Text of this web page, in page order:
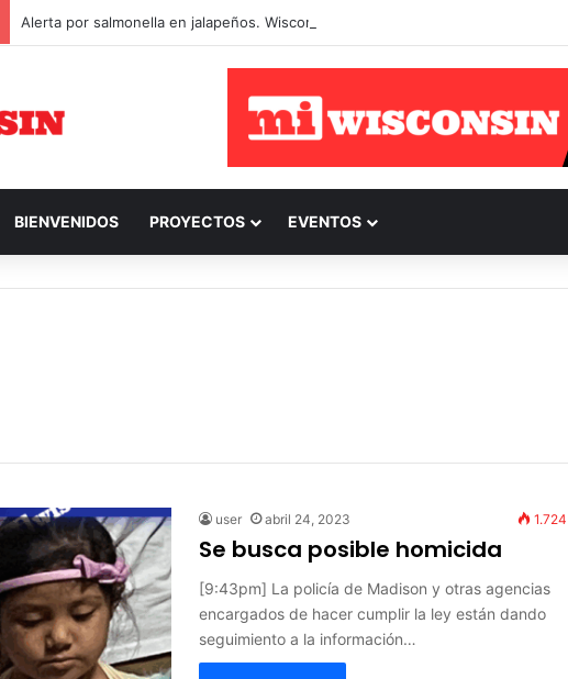
Alerta por salmonella en jalapeños. Wisconsin entre los afectados
BIENVENIDOS PROYECTOS EVENTOS
user abril 24, 2023 1.724
Se busca posible homicida
[9:43pm] La policía de Madison y otras agencias
encargados de hacer cumplir la ley están dando
seguimiento a la información…